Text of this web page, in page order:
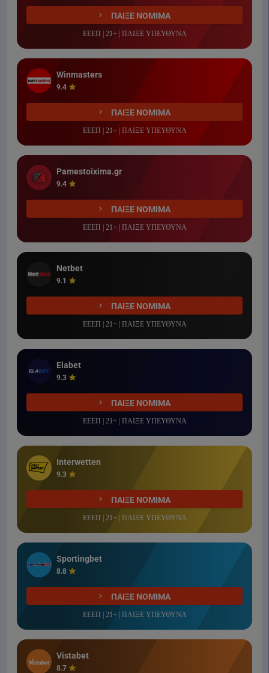
ΠΑΙΞΕ ΝΟΜΙΜΑ
ΕΕΕΠ | 21+ | ΠΑΙΞΕ ΥΠΕΥΘΥΝΑ
Winmasters
9.4
ΠΑΙΞΕ ΝΟΜΙΜΑ
ΕΕΕΠ | 21+ | ΠΑΙΞΕ ΥΠΕΥΘΥΝΑ
Pamestoixima.gr
9.4
ΠΑΙΞΕ ΝΟΜΙΜΑ
ΕΕΕΠ | 21+ | ΠΑΙΞΕ ΥΠΕΥΘΥΝΑ
Netbet
9.1
ΠΑΙΞΕ ΝΟΜΙΜΑ
ΕΕΕΠ | 21+ | ΠΑΙΞΕ ΥΠΕΥΘΥΝΑ
Elabet
9.3
ΠΑΙΞΕ ΝΟΜΙΜΑ
ΕΕΕΠ | 21+ | ΠΑΙΞΕ ΥΠΕΥΘΥΝΑ
Interwetten
9.3
ΠΑΙΞΕ ΝΟΜΙΜΑ
ΕΕΕΠ | 21+ | ΠΑΙΞΕ ΥΠΕΥΘΥΝΑ
Sportingbet
8.8
ΠΑΙΞΕ ΝΟΜΙΜΑ
ΕΕΕΠ | 21+ | ΠΑΙΞΕ ΥΠΕΥΘΥΝΑ
Vistabet
8.7